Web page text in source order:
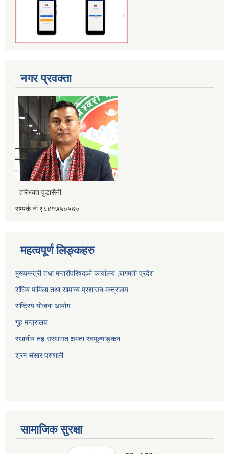
नगर प्रवक्ता
हरिभक्त पुडासैनी
सम्पर्क नंः९८४१७५०५७०
महत्वपूर्ण लिङ्कहरु
मुख्यमन्त्री तथा मन्त्रीपरिषदको कार्यालय ,बागमती प्रदेश
संघिय मामिला तथा सामान्य प्रशासन मन्त्रालय
राष्ट्रिय योजना आयोग
गूह मन्त्रालय
स्थानीय तह संस्थागत क्षमता स्वमूल्याङ्कन
श्रम संसार प्रणाली
सामाजिक सुरक्षा